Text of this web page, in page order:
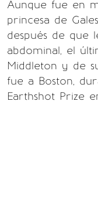
Aunque fue en
princesa de
después de que
abdominal, el
Middleton y de
fue a Boston,
Earthshot Prize